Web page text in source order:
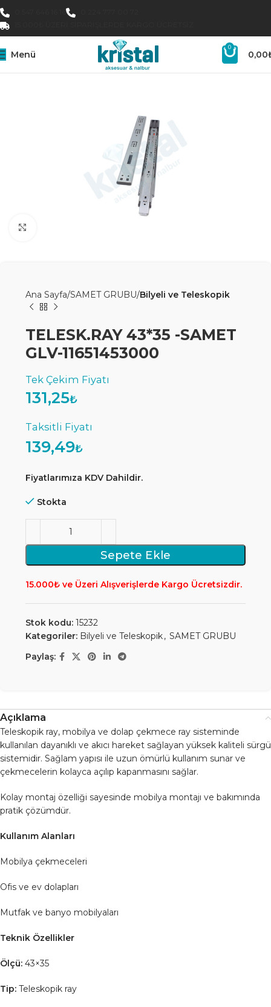
Menü
0
0,00
Ana Sayfa SAMET GRUBU Bilyeli ve Teleskopik
TELESK.RAY 43*35 -SAMET
GLV-11651453000
131,25₺
139,49₺
Fiyatlarımıza KDV Dahildir.
Stokta
Sepete Ekle
15.000₺ ve Üzeri Alışverişlerde Kargo Ücretsizdir.
Stok kodu: 15232
Kategoriler: Bilyeli ve Teleskopik, SAMET GRUBU
Paylaş:
Açıklama
Teleskopik ray, mobilya ve dolap çekmece ray sisteminde
kullanılan dayanıklı ve akıcı hareket sağlayan yüksek kaliteli sürgü
sistemidir. Sağlam yapısı ile uzun ömürlü kullanım sunar ve
çekmecelerin kolayca açılıp kapanmasını sağlar.
Kolay montaj özelliği sayesinde mobilya montajı ve bakımında
pratik çözümdür.
Kullanım Alanları
Mobilya çekmeceleri
Ofis ve ev dolapları
Mutfak ve banyo mobilyaları
Teknik Özellikler
Ölçü: 43×35
Tip: Teleskopik ray